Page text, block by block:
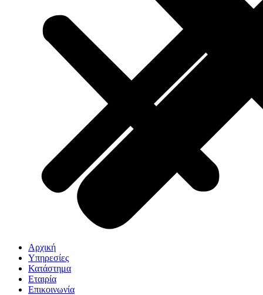
Αρχική
Υπηρεσίες
Κατάστημα
Εταιρία
Επικοινωνία